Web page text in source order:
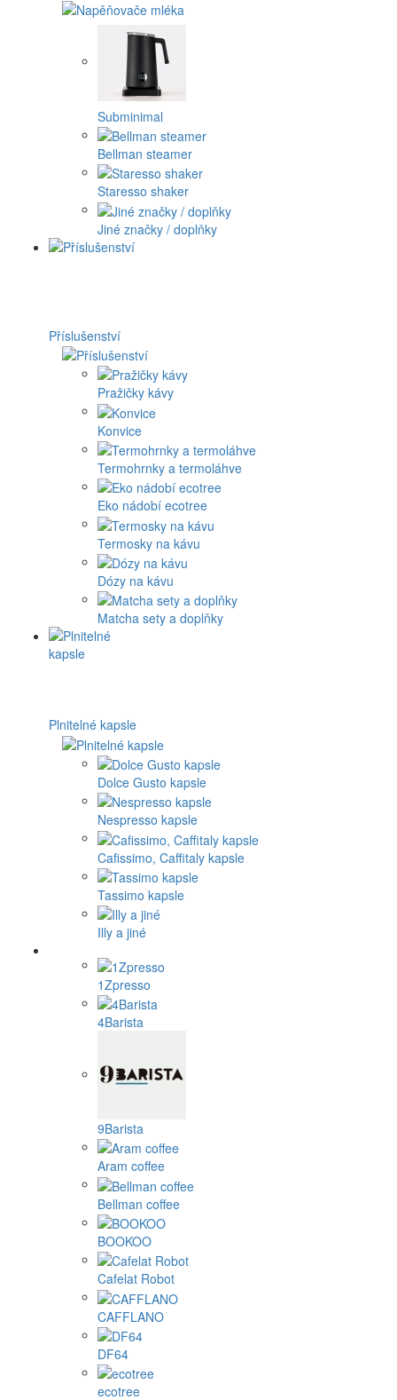
Subminimal
Bellman steamer
Staresso shaker
Jiné značky / doplňky
Příslušenství
Pražičky kávy
Konvice
Termohrnky a termoláhve
Eko nádobí ecotree
Termosky na kávu
Dózy na kávu
Matcha sety a doplňky
Plnitelné kapsle
Dolce Gusto kapsle
Nespresso kapsle
Cafissimo, Caffitaly kapsle
Tassimo kapsle
Illy a jiné
1Zpresso
4Barista
9Barista
Aram coffee
Bellman coffee
BOOKOO
Cafelat Robot
CAFFLANO
DF64
ecotree